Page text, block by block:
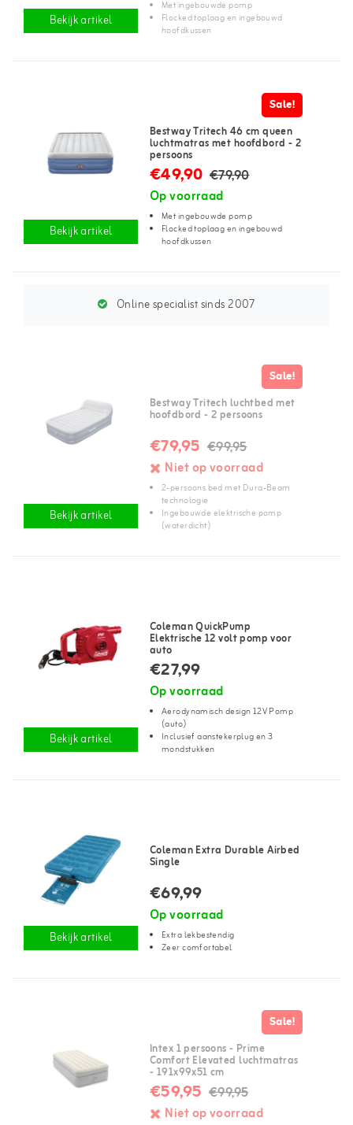
Bekijk artikel
Met ingebouwde pomp
Flocked toplaag en ingebouwd
hoofdkussen
Bekijk artikel
Sale!
Bestway Tritech 46 cm queen
luchtmatras met hoofdbord - 2
persoons
€49,90 €79,90
Op voorraad
Met ingebouwde pomp
Flocked toplaag en ingebouwd
hoofdkussen
Online specialist sinds 2007
Bekijk artikel
Sale!
Bestway Tritech luchtbed met
hoofdbord - 2 persoons
€79,95 €99,95
Niet op voorraad
2-persoons bed met Dura-Beam
technologie
Ingebouwde elektrische pomp
(waterdicht)
Bekijk artikel
Coleman QuickPump
Elektrische 12 volt pomp voor
auto
€27,99
Op voorraad
Aerodynamisch design 12V Pomp
(auto)
Inclusief aanstekerplug en 3
mondstukken
Bekijk artikel
Coleman Extra Durable Airbed
Single
€69,99
Op voorraad
Extra lekbestendig
Zeer comfortabel
Sale!
Intex 1 persoons - Prime
Comfort Elevated luchtmatras
- 191x99x51 cm
€59,95 €99,95
Niet op voorraad